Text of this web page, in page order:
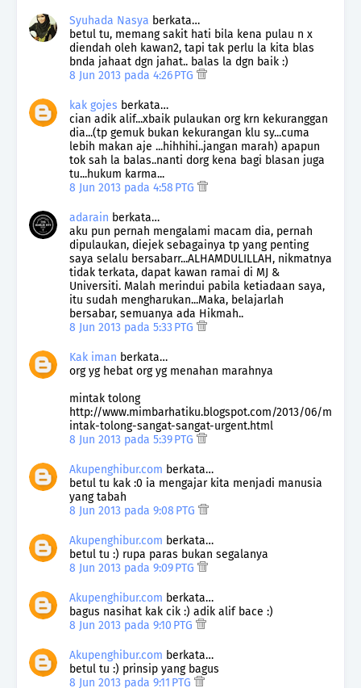
Syuhada Nasya berkata…
betul tu, memang sakit hati bila kena pulau n x
diendah oleh kawan2, tapi tak perlu la kita blas
bnda jahaat dgn jahat.. balas la dgn baik :)
8 Jun 2013 pada 4:26 PTG
kak gojes berkata…
cian adik alif...xbaik pulaukan org krn kekuranggan
dia...(tp gemuk bukan kekurangan klu sy...cuma
lebih makan aje ...hihhihi..jangan marah) apapun
tok sah la balas..nanti dorg kena bagi blasan juga
tu...hukum karma...
8 Jun 2013 pada 4:58 PTG
adarain berkata…
aku pun pernah mengalami macam dia, pernah
dipulaukan, diejek sebagainya tp yang penting
saya selalu bersabarr...ALHAMDULILLAH, nikmatnya
tidak terkata, dapat kawan ramai di MJ &
Universiti. Malah merindui pabila ketiadaan saya,
itu sudah mengharukan...Maka, belajarlah
bersabar, semuanya ada Hikmah..
8 Jun 2013 pada 5:33 PTG
Kak iman berkata…
org yg hebat org yg menahan marahnya
mintak tolong
http://www.mimbarhatiku.blogspot.com/2013/06/m
intak-tolong-sangat-sangat-urgent.html
8 Jun 2013 pada 5:39 PTG
Akupenghibur.com berkata…
betul tu kak :0 ia mengajar kita menjadi manusia
yang tabah
8 Jun 2013 pada 9:08 PTG
Akupenghibur.com berkata…
betul tu :) rupa paras bukan segalanya
8 Jun 2013 pada 9:09 PTG
Akupenghibur.com berkata…
bagus nasihat kak cik :) adik alif bace :)
8 Jun 2013 pada 9:10 PTG
Akupenghibur.com berkata…
betul tu :) prinsip yang bagus
8 Jun 2013 pada 9:11 PTG